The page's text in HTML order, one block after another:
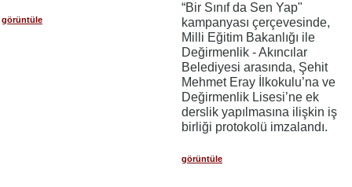
görüntüle
“Bir Sınıf da Sen Yap"
kampanyası çerçevesinde,
Milli Eğitim Bakanlığı ile
Değirmenlik - Akıncılar
Belediyesi arasında, Şehit
Mehmet Eray İlkokulu’na ve
Değirmenlik Lisesi’ne ek
derslik yapılmasına ilişkin iş
birliği protokolü imzalandı.
görüntüle